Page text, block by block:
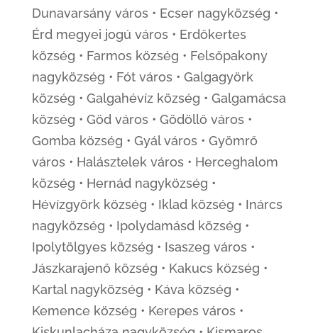
Dunavarsány város • Ecser nagyközség •
Érd megyei jogú város • Erdőkertes
község • Farmos község • Felsőpakony
nagyközség • Fót város • Galgagyörk
község • Galgahévíz község • Galgamácsa
község • Göd város • Gödöllő város •
Gomba község • Gyál város • Gyömrő
város • Halásztelek város • Herceghalom
község • Hernád nagyközség •
Hévízgyörk község • Iklad község • Inárcs
nagyközség • Ipolydamásd község •
Ipolytölgyes község • Isaszeg város •
Jászkarajenő község • Kakucs község •
Kartal nagyközség • Káva község •
Kemence község • Kerepes város •